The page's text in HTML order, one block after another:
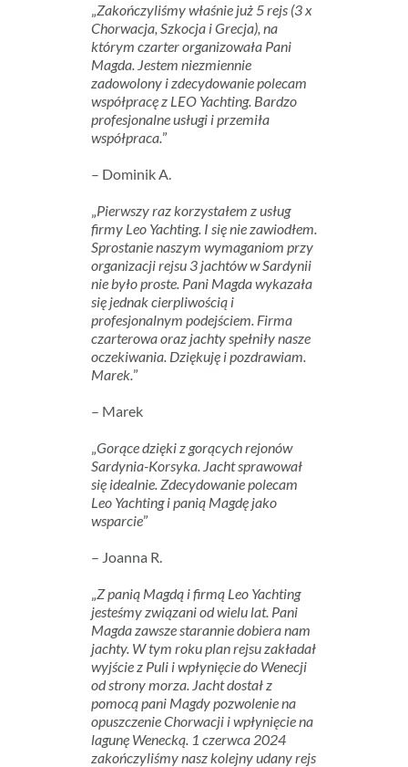
„Zakończyliśmy właśnie już 5 rejs (3 x
Chorwacja, Szkocja i Grecja), na
którym czarter organizowała Pani
Magda. Jestem niezmiennie
zadowolony i zdecydowanie polecam
współpracę z LEO Yachting. Bardzo
profesjonalne usługi i przemiła
współpraca.”
– Dominik A.
„Pierwszy raz korzystałem z usług
firmy Leo Yachting. I się nie zawiodłem.
Sprostanie naszym wymaganiom przy
organizacji rejsu 3 jachtów w Sardynii
nie było proste. Pani Magda wykazała
się jednak cierpliwością i
profesjonalnym podejściem. Firma
czarterowa oraz jachty spełniły nasze
oczekiwania. Dziękuję i pozdrawiam.
Marek.”
– Marek
„Gorące dzięki z gorących rejonów
Sardynia-Korsyka. Jacht sprawował
się idealnie. Zdecydowanie polecam
Leo Yachting i panią Magdę jako
wsparcie”
– Joanna R.
„Z panią Magdą i firmą Leo Yachting
jesteśmy związani od wielu lat. Pani
Magda zawsze starannie dobiera nam
jachty. W tym roku plan rejsu zakładał
wyjście z Puli i wpłynięcie do Wenecji
od strony morza. Jacht dostał z
pomocą pani Magdy pozwolenie na
opuszczenie Chorwacji i wpłynięcie na
lagunę Wenecką. 1 czerwca 2024
zakończyliśmy nasz kolejny udany rejs